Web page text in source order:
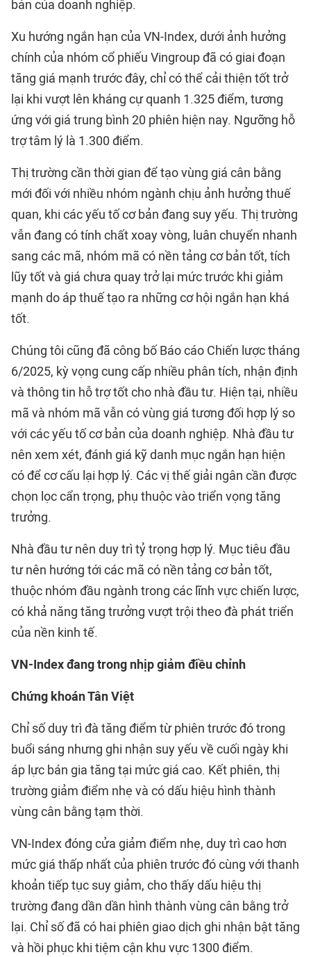
bản của doanh nghiệp.
Xu hướng ngắn hạn của VN-Index, dưới ảnh hưởng
chính của nhóm cổ phiếu Vingroup đã có giai đoạn
tăng giá mạnh trước đây, chỉ có thể cải thiện tốt trở
lại khi vượt lên kháng cự quanh 1.325 điểm, tương
ứng với giá trung bình 20 phiên hiện nay. Ngưỡng hỗ
trợ tâm lý là 1.300 điểm.
Thị trường cần thời gian để tạo vùng giá cân bằng
mới đối với nhiều nhóm ngành chịu ảnh hưởng thuế
quan, khi các yếu tố cơ bản đang suy yếu. Thị trường
vẫn đang có tính chất xoay vòng, luân chuyển nhanh
sang các mã, nhóm mã có nền tảng cơ bản tốt, tích
lũy tốt và giá chưa quay trở lại mức trước khi giảm
mạnh do áp thuế tạo ra những cơ hội ngắn hạn khá
tốt.
Chúng tôi cũng đã công bố Báo cáo Chiến lược tháng
6/2025, kỳ vọng cung cấp nhiều phân tích, nhận định
và thông tin hỗ trợ tốt cho nhà đầu tư. Hiện tại, nhiều
mã và nhóm mã vẫn có vùng giá tương đối hợp lý so
với các yếu tố cơ bản của doanh nghiệp. Nhà đầu tư
nên xem xét, đánh giá kỹ danh mục ngắn hạn hiện
có để cơ cấu lại hợp lý. Các vị thế giải ngân cần được
chọn lọc cẩn trọng, phụ thuộc vào triển vọng tăng
trưởng.
Nhà đầu tư nên duy trì tỷ trọng hợp lý. Mục tiêu đầu
tư nên hướng tới các mã có nền tảng cơ bản tốt,
thuộc nhóm đầu ngành trong các lĩnh vực chiến lược,
có khả năng tăng trưởng vượt trội theo đà phát triển
của nền kinh tế.
VN-Index đang trong nhịp giảm điều chỉnh
Chứng khoán Tân Việt
Chỉ số duy trì đà tăng điểm từ phiên trước đó trong
buổi sáng nhưng ghi nhận suy yếu về cuối ngày khi
áp lực bán gia tăng tại mức giá cao. Kết phiên, thị
trường giảm điểm nhẹ và có dấu hiệu hình thành
vùng cân bằng tạm thời.
VN-Index đóng cửa giảm điểm nhẹ, duy trì cao hơn
mức giá thấp nhất của phiên trước đó cùng với thanh
khoản tiếp tục suy giảm, cho thấy dấu hiệu thị
trường đang dần dần hình thành vùng cân bằng trở
lại. Chỉ số đã có hai phiên giao dịch ghi nhận bật tăng
và hồi phục khi tiệm cận khu vực 1300 điểm.